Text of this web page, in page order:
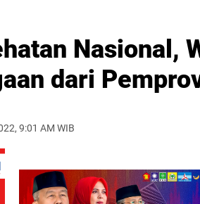
Nasional,
dari
9:01 AM WIB